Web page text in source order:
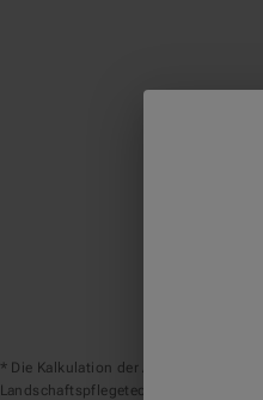
* Die Kalkulation der Ab-Preise
Landschaftspflegetechnik auf einer